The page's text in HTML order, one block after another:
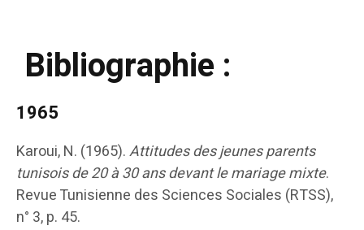
Bibliographie :
1965
Karoui, N. (1965).Attitudes des jeunes parents
tunisois de 20 à 30 ans devant le mariage mixte.
Revue Tunisienne des Sciences Sociales (RTSS),
n° 3, p. 45.